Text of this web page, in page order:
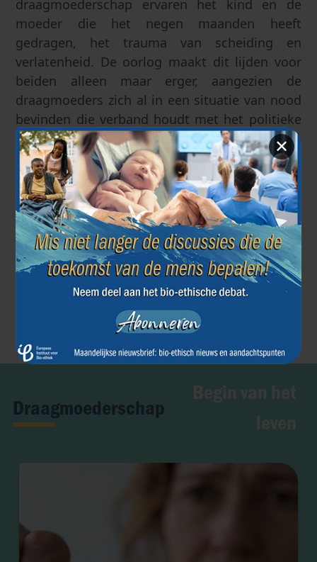
draagmoederschap ervaren het kind en de
moeder die het negen maanden heeft
gedragen, het trauma van scheiding en
verlatenheid. De oorlog maakt dit lijden voor
beiden alleen maar erger, aangezien de
draagmoeders zich al in een situatie van nood
bevinden die verband houdt met het politieke
conflict.
Europees Instituut voor Bio-ethiek
26 april 2022
Vorige artikel
Volgende artikel
✕
Draagmoederschap
Begin van het
leven